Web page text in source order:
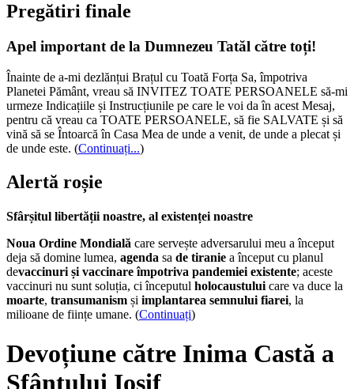
Pregătiri finale
Apel important de la Dumnezeu Tatăl către toți!
Înainte de a-mi dezlănțui Brațul cu Toată Forța Sa, împotriva
Planetei Pământ, vreau să INVITEZ TOATE PERSOANELE să-mi
urmeze Indicațiile și Instrucțiunile pe care le voi da în acest Mesaj,
pentru că vreau ca TOATE PERSOANELE, să fie SALVATE și să
vină să se Întoarcă în Casa Mea de unde a venit, de unde a plecat și
de unde este. (Continuați...)
Alertă roșie
Sfârșitul libertății noastre, al existenței noastre
Noua Ordine Mondială care servește adversarului meu a început
deja să domine lumea, agenda sa de tiranie a început cu planul
devaccinuri și vaccinare împotriva pandemiei existente; aceste
vaccinuri nu sunt soluția, ci începutul holocaustului care va duce la
moarte, transumanism și implantarea semnului fiarei, la
milioane de ființe umane. (Continuați)
Devoțiune către Inima Castă a
Sfântului Iosif